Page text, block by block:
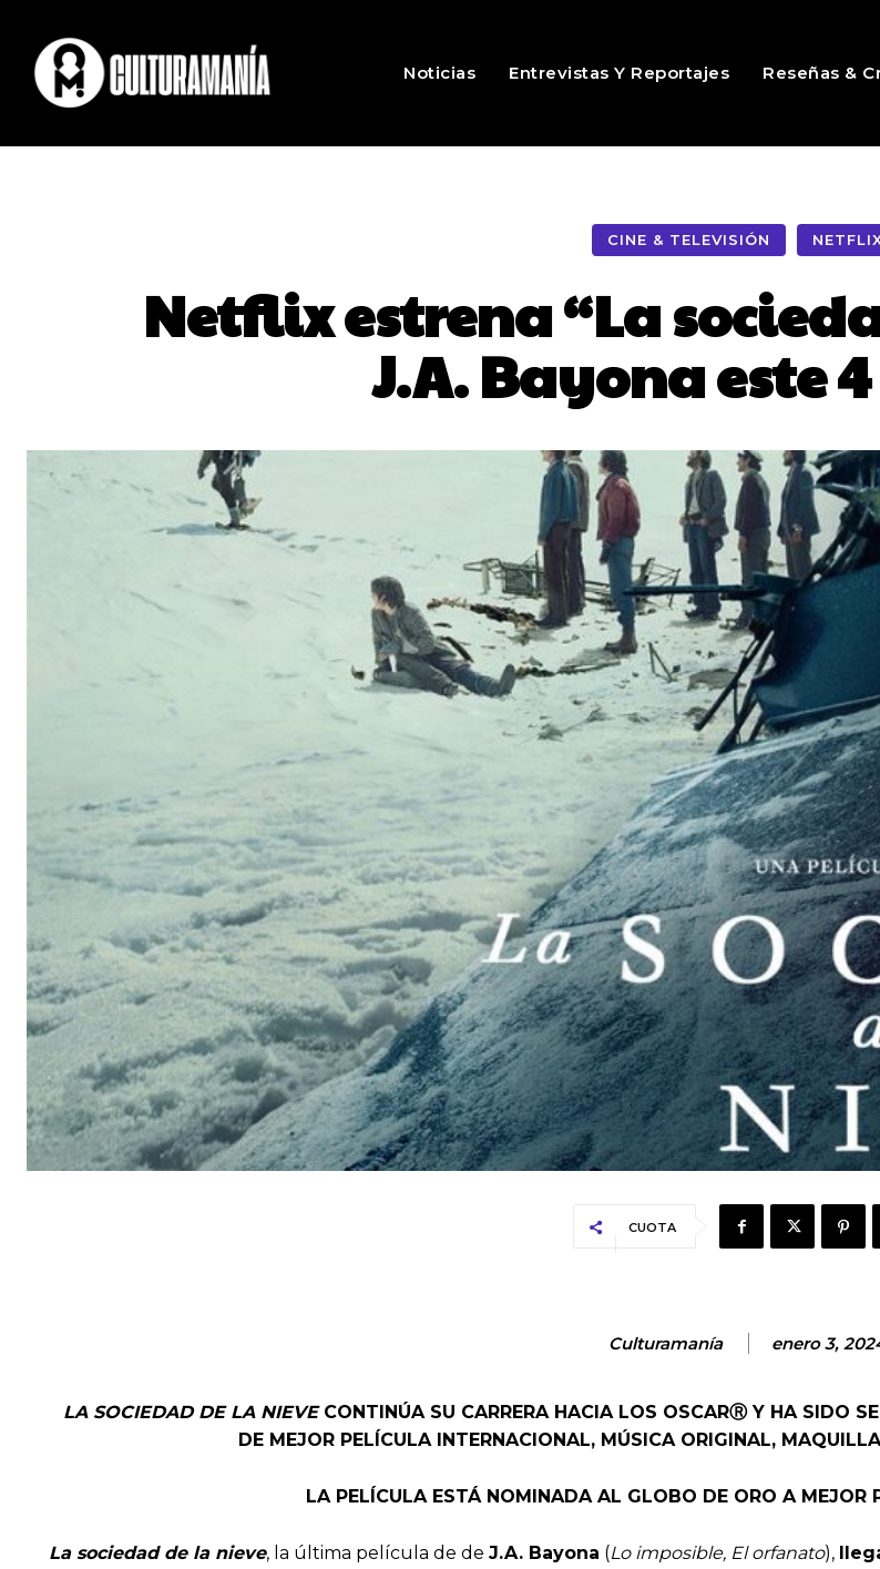
Noticias Entrevistas Y Reportajes Reseñas &
CINE & TELEVISIÓN
Netflix estrena “La
J.A. Bayona este
CUOTA
Culturamanía enero 3,
LA SOCIEDAD DE LA NIEVE CONTINÚA SU CARRERA HACIA LOS OSCARⓇ Y HA SIDO
DE MEJOR PELÍCULA INTERNACIONAL, MÚSICA ORIGINAL,
LA PELÍCULA ESTÁ NOMINADA AL GLOBO DE ORO A MEJOR
La sociedad de la nieve, la última película de de J.A. Bayona (Lo imposible, El orfanato),